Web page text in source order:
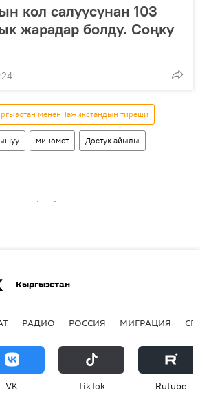
кол салуусунан 103
жарадар болду. Соңку
менен Тажикстандын тиреши
миномет Достук айылы
Кыргызстан
РАДИО РОССИЯ МИГРАЦИЯ
VK ТikТоk Rutube